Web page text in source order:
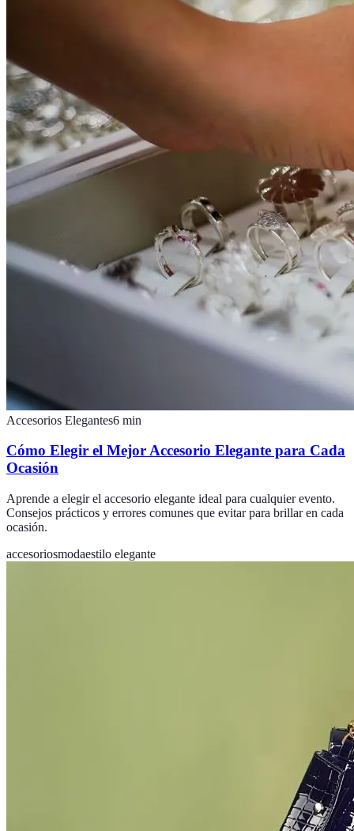
Accesorios Elegantes6 min
Cómo Elegir el Mejor Accesorio Elegante para Cada
Ocasión
Aprende a elegir el accesorio elegante ideal para cualquier evento.
Consejos prácticos y errores comunes que evitar para brillar en cada
ocasión.
accesoriosmodaestilo elegante